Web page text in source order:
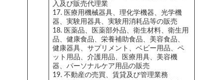
入及び販売代理業
17. 医療用機械器具、理化学機器、光学機
器、実験用器具、実験用消耗品等の販売
18. 医薬品、医薬部外品、衛生材料、衛生用
品、健康食品、栄養補助食品、美容食品、
健康器具、サプリメント、ベビー用品、ペ
ット用品、介護用品、医療用具、美容機
器、パーソナルケア用品の販売
19. 不動産の売買、賃貸及び管理業務